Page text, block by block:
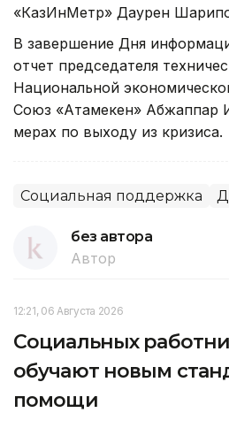
«КазИнМетр» Даурен
В завершение Дня
отчет председателя
Национальной
Союз «Атамекен» Абжаппар
мерах по выходу из кризиса.
Социальная поддержка
без автора
Автор
12:21, 06 Августа 2026
Социальных
обучают новым
помощи